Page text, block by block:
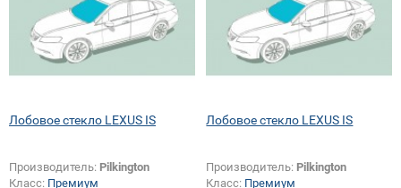
Лобовое стекло LEXUS IS
Производитель: Pilkington
Класс: Премиум
Лобовое стекло LEXUS IS
Производитель: Pilkington
Класс: Премиум